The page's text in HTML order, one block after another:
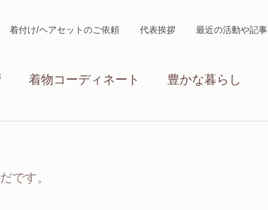
着付け/ヘアセットのご依頼 代表挨拶 最近の活動や記事
着物コーディネート 豊かな暮らし
ひと月振り返り
です。